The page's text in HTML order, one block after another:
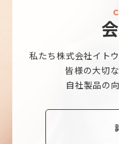
C
会
私たち株式会社イト
皆様の大切
自社製品の